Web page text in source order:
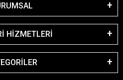
HİZMETLERİ